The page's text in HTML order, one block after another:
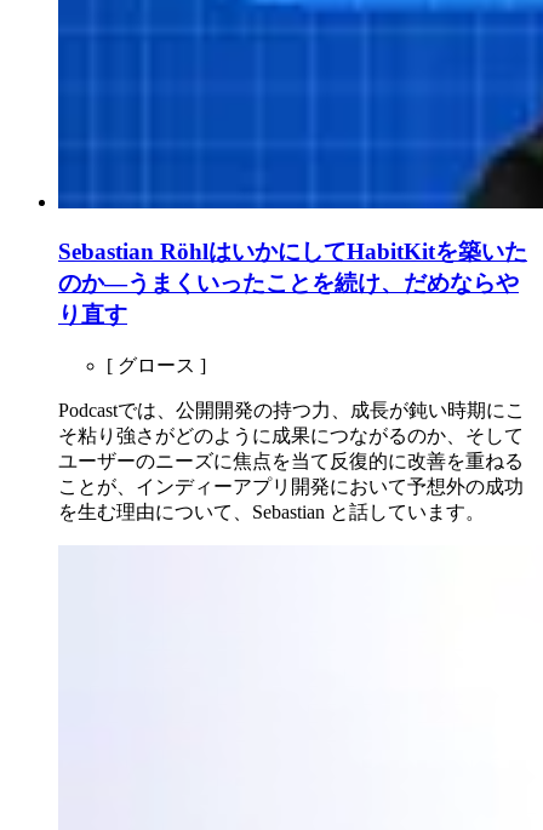
Sebastian RöhlはいかにしてHabitKitを築いた
のか―うまくいったことを続け、だめならや
り直す
[ グロース ]
Podcastでは、公開開発の持つ力、成長が鈍い時期にこ
そ粘り強さがどのように成果につながるのか、そして
ユーザーのニーズに焦点を当て反復的に改善を重ねる
ことが、インディーアプリ開発において予想外の成功
を生む理由について、Sebastian と話しています。